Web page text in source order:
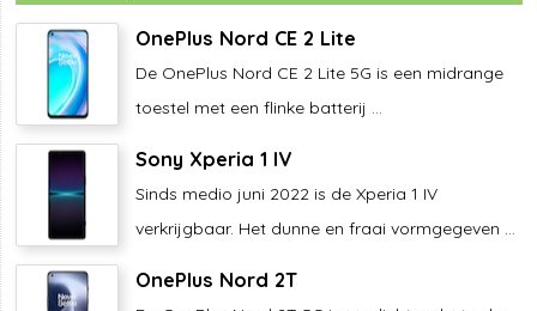
OnePlus Nord CE 2 Lite
De OnePlus Nord CE 2 Lite 5G is een midrange
toestel met een flinke batterij ...
Sony Xperia 1 IV
Sinds medio juni 2022 is de Xperia 1 IV
verkrijgbaar. Het dunne en fraai vormgegeven ...
OnePlus Nord 2T